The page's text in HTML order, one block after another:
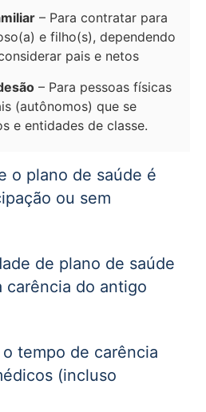
– Para contratar para
e filho(s), dependendo
pais e netos
– Para pessoas físicas
(autônomos) que se
e entidades de classe.
o plano de saúde é
ou sem
de plano de saúde
carência do antigo
tempo de carência
(incluso